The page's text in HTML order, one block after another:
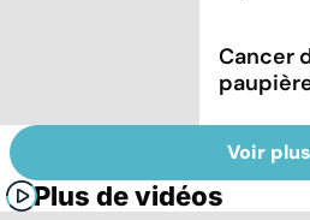
Cancer
Voir plus
Plus de vidéos